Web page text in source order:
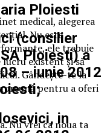
Ploiesti
(consilier
Ploiesti) a
– iunie 2012
in
medical, alegerea
Nu este
ele trebuie
existent și să
Gândește-te la
pentru a oferi
Nu vrei ca noua ta